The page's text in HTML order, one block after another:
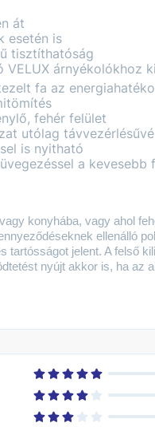
át
esetén is
tisztíthatóság
VELUX árnyékolókhoz
fa az
fehér felület
utólag
is nyitható
a kevesebb
konyhába, vagy ahol
ellenálló
tartósságot jelent. A felső
nyújt akkor is, ha az